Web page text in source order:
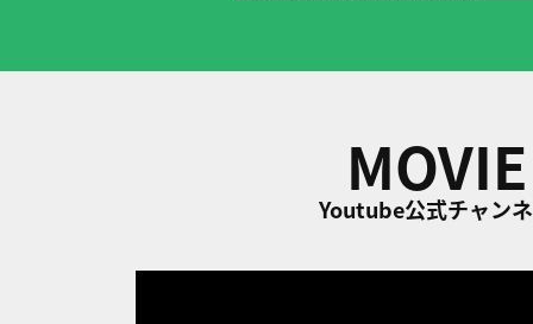
MOVIE
Youtube公式チャン